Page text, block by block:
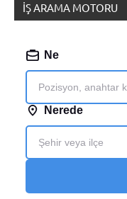
İŞ ARAMA MOTORU